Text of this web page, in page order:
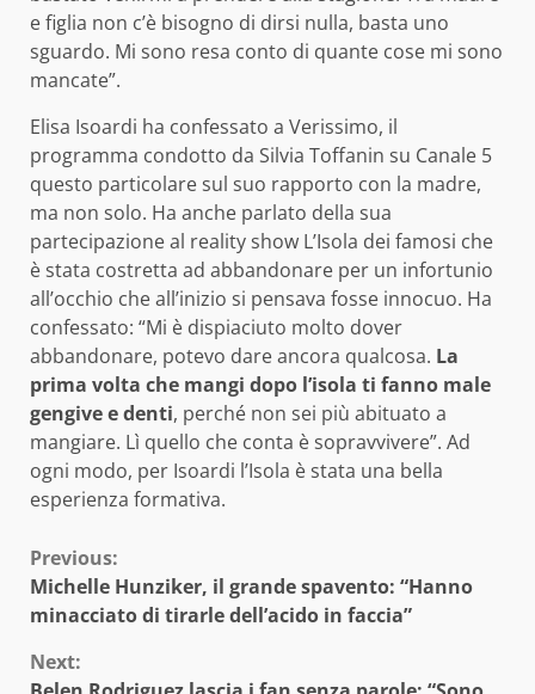
e figlia non c’è bisogno di dirsi nulla, basta uno
sguardo. Mi sono resa conto di quante cose mi sono
mancate”.
Elisa Isoardi ha confessato a Verissimo, il
programma condotto da Silvia Toffanin su Canale 5
questo particolare sul suo rapporto con la madre,
ma non solo. Ha anche parlato della sua
partecipazione al reality show L’Isola dei famosi che
è stata costretta ad abbandonare per un infortunio
all’occhio che all’inizio si pensava fosse innocuo. Ha
confessato: “Mi è dispiaciuto molto dover
abbandonare, potevo dare ancora qualcosa. La
prima volta che mangi dopo l’isola ti fanno male
gengive e denti, perché non sei più abituato a
mangiare. Lì quello che conta è sopravvivere”. Ad
ogni modo, per Isoardi l’Isola è stata una bella
esperienza formativa.
Continue
Reading
Previous:
Michelle Hunziker, il grande spavento: “Hanno
minacciato di tirarle dell’acido in faccia”
Next: